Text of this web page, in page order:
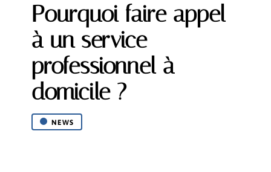
Pourquoi faire appel
à un service
professionnel à
domicile ?
NEWS